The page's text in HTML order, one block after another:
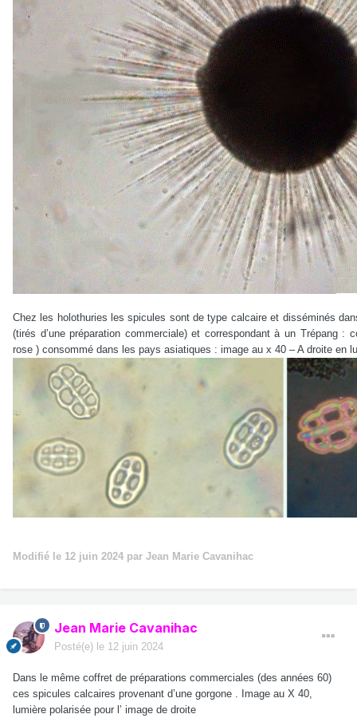
Chez les holothuries les spicules sont de type calcaire et disséminés
(tirés d’une préparation commerciale) et correspondant à un Trépang :
rose ) consommé dans les pays asiatiques : image au x 40 – A droite en
Modifié le 12 juin 2024 par Jean Marie Cavanihac
Jean Marie Cavanihac
Posté(e) le 12 juin 2024
Dans le même coffret de préparations commerciales (des années 60)
ces spicules calcaires provenant d’une gorgone . Image au X 40,
lumière polarisée pour l’ image de droite